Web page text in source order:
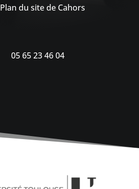
Plan du site de Cahors
05 65 23 46 04